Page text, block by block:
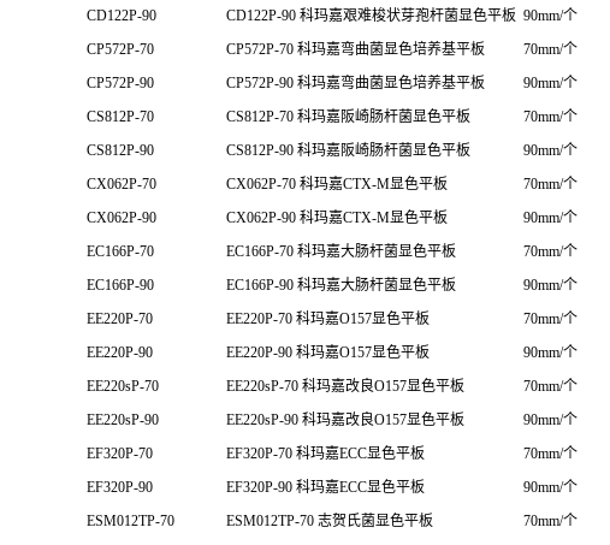
CD122P-90
CD122P-90 科玛嘉艰难梭状芽孢杆菌显色平板 90mm/个
CP572P-70
CP572P-70 科玛嘉弯曲菌显色培养基平板
70mm/个
CP572P-90
CP572P-90 科玛嘉弯曲菌显色培养基平板
90mm/个
CS812P-70
CS812P-70 科玛嘉阪崎肠杆菌显色平板
70mm/个
CS812P-90
CS812P-90 科玛嘉阪崎肠杆菌显色平板
90mm/个
CX062P-70
CX062P-70 科玛嘉CTX-M显色平板
70mm/个
CX062P-90
CX062P-90 科玛嘉CTX-M显色平板
90mm/个
EC166P-70
EC166P-70 科玛嘉大肠杆菌显色平板
70mm/个
EC166P-90
EC166P-90 科玛嘉大肠杆菌显色平板
90mm/个
EE220P-70
EE220P-70 科玛嘉O157显色平板
70mm/个
EE220P-90
EE220P-90 科玛嘉O157显色平板
90mm/个
EE220sP-70
EE220sP-70 科玛嘉改良O157显色平板
70mm/个
EE220sP-90
EE220sP-90 科玛嘉改良O157显色平板
90mm/个
EF320P-70
EF320P-70 科玛嘉ECC显色平板
70mm/个
EF320P-90
EF320P-90 科玛嘉ECC显色平板
90mm/个
ESM012TP-70
ESM012TP-70 志贺氏菌显色平板
70mm/个